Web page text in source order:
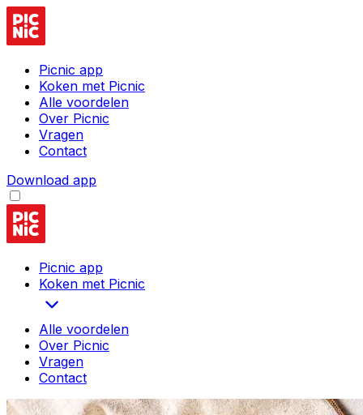
Picnic app
Koken met Picnic
Alle voordelen
Over Picnic
Vragen
Contact
Download app
Picnic app
Koken met Picnic
Alle voordelen
Over Picnic
Vragen
Contact